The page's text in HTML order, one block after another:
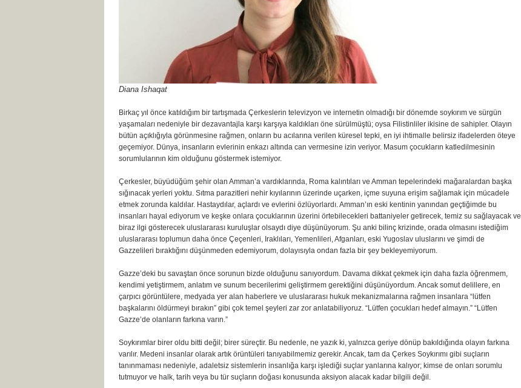
Diana Ishaqat
Birkaç yıl önce katıldığım bir tartışmada Çerkeslerin televizyon ve internetin olmadığı bir dönemde soykırım ve sürgün
yaşamaları nedeniyle bir dezavantajla karşı karşıya kaldıkları öne sürülmüştü; oysa Filistinliler ikisine de sahipler. Olayın
bütün açıklığıyla görünmesine rağmen, onların bu acılarına verilen küresel tepki, en iyi ihtimalle belirsiz ifadelerden öteye
geçemiyor. Dünya, insanların evlerinin enkazı altında can vermesine izin veriyor. Masum çocukların katledilmesinin
sorumlularının kim olduğunu göstermek istemiyor.
Çerkesler, büyüdüğüm şehir olan Amman’a vardıklarında, Roma kalıntıları ve Amman tepelerindeki mağaralardan başka
sığınacak yerleri yoktu. Sıtma parazitleri nehir kıyılarının üzerinde uçarken, içme suyuna erişim sağlamak için mücadele
etmek zorunda kaldılar. Hastaydılar, açlardı ve evlerini özlüyorlardı. Amman’ın eski kentinin yanından geçtiğimde bu
insanları hayal ediyorum ve keşke onlara çocuklarının üzerini örtebilecekleri battaniyeler getirecek, temiz su sağlayacak ve
biraz ilgi gösterecek uluslararası kuruluşlar olsaydı diye düşünüyorum. Şu anki bilinç krizinde, orada olmasını istediğim
uluslararası toplumun daha önce Çeçenleri, Iraklıları, Yemenlileri, Afganları, eski Yugoslav uluslarını ve şimdi de
Gazzelileri bıraktığını düşünmeden edemiyorum, dolayısıyla ondan fazla bir şey bekleyemiyorum.
Gazze’deki bu savaştan önce sorunun bizde olduğunu sanıyordum. Davama dikkat çekmek için daha fazla öğrenmem,
kendimi yetiştirmem, anlatım ve sunum becerilerimi geliştirmem gerektiğini düşünüyordum. Ancak somut delillere, en
çarpıcı görüntülere, medyada yer alan haberlere ve uluslararası hukuk mekanizmalarına rağmen insanlara “lütfen
başkalarını öldürmeyi bırakın” gibi çok temel şeyleri zar zor anlatabiliyoruz. “Lütfen çocukları hedef almayın.” “Lütfen
Gazze’de olanların farkına varın.”
Soykırımlar birer oldu bitti değil; birer süreçtir. Bu nedenle, ne yazık ki, yalnızca geriye dönüp bakıldığında olayın farkına
varılır. Medeni insanlar olarak artık örüntüleri tanıyabilmemiz gerekir. Ancak, tam da Çerkes Soykırımı gibi suçların
tanınmaması nedeniyle, adaletsiz sistemlerin insanlığa karşı işlediği suçlar yanlarına kalıyor; kimse de onları sorumlu
tutmuyor ve halk, tarih veya bu tür suçların doğası konusunda aksiyon alacak kadar bilgili değil.